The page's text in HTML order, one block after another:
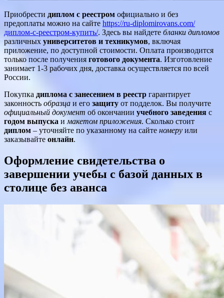
Приобрести диплом с реестром официально и без
предоплаты можно на сайте https://ru-diplomirovans.com/
диплом-с-реестром-купить/. Здесь вы найдете бланки дипломов
различных университетов и техникумов, включая
приложение, по доступной стоимости. Оплата производится
только после получения готового документа. Изготовление
занимает 1-3 рабочих дня, доставка осуществляется по всей
России.
Покупка диплома с занесением в реестр гарантирует
законность образца и его защиту от подделок. Вы получите
официальный документ об окончании учебного заведения с
годом выпуска имакетом приложения. Сколько стоит
диплом – уточняйте по указанному на сайте номеру или
заказывайте онлайн.
Оформление свидетельства о
завершении учебы с базой данных в
столице без аванса